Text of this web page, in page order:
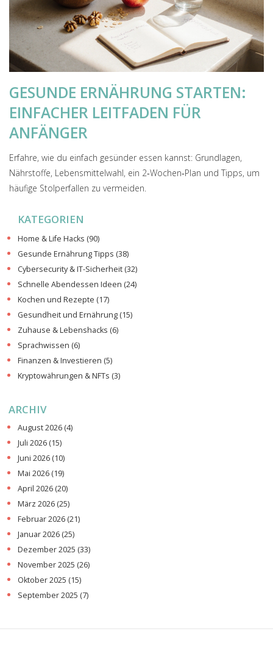
GESUNDE ERNÄHRUNG STARTEN:
EINFACHER LEITFADEN FÜR
ANFÄNGER
Erfahre, wie du einfach gesünder essen kannst: Grundlagen,
Nährstoffe, Lebensmittelwahl, ein 2‑Wochen‑Plan und Tipps, um
häufige Stolperfallen zu vermeiden.
KATEGORIEN
Home & Life Hacks (90)
Gesunde Ernährung Tipps (38)
Cybersecurity & IT-Sicherheit (32)
Schnelle Abendessen Ideen (24)
Kochen und Rezepte (17)
Gesundheit und Ernährung (15)
Zuhause & Lebenshacks (6)
Sprachwissen (6)
Finanzen & Investieren (5)
Kryptowährungen & NFTs (3)
ARCHIV
August 2026 (4)
Juli 2026 (15)
Juni 2026 (10)
Mai 2026 (19)
April 2026 (20)
März 2026 (25)
Februar 2026 (21)
Januar 2026 (25)
Dezember 2025 (33)
November 2025 (26)
Oktober 2025 (15)
September 2025 (7)